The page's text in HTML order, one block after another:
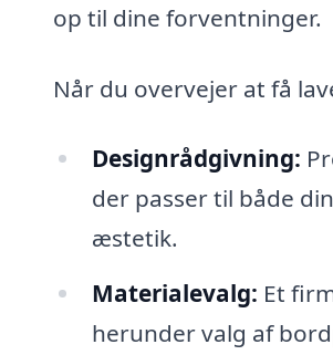
op til dine forventninger.
Når du overvejer at få
Designrådgivning:
der passer til både
æstetik.
Materialevalg: Et
herunder valg af